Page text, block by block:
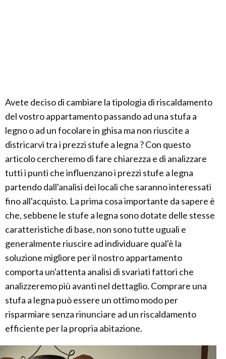
Avete deciso di cambiare la tipologia di riscaldamento
del vostro appartamento passando ad una stufa a
legno o ad un focolare in ghisa ma non riuscite a
districarvi tra i prezzi stufe a legna ? Con questo
articolo cercheremo di fare chiarezza e di analizzare
tutti i punti che influenzano i prezzi stufe a legna
partendo dall'analisi dei locali che saranno interessati
fino all'acquisto. La prima cosa importante da sapere è
che, sebbene le stufe a legna sono dotate delle stesse
caratteristiche di base, non sono tutte uguali e
generalmente riuscire ad individuare qual'è la
soluzione migliore per il nostro appartamento
comporta un'attenta analisi di svariati fattori che
analizzeremo più avanti nel dettaglio. Comprare una
stufa a legna può essere un ottimo modo per
risparmiare senza rinunciare ad un riscaldamento
efficiente per la propria abitazione.